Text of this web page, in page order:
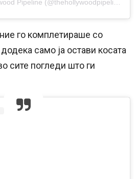
го комплетираше со
само ја остави косата
сите погледи што ги